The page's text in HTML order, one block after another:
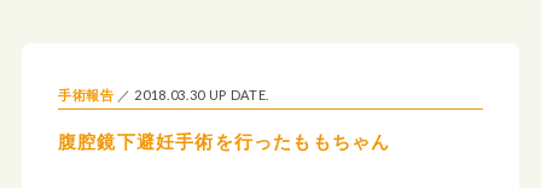
腹腔鏡下避妊手術を行ったももちゃん
手術報告 2018.03.30 UP DATE.